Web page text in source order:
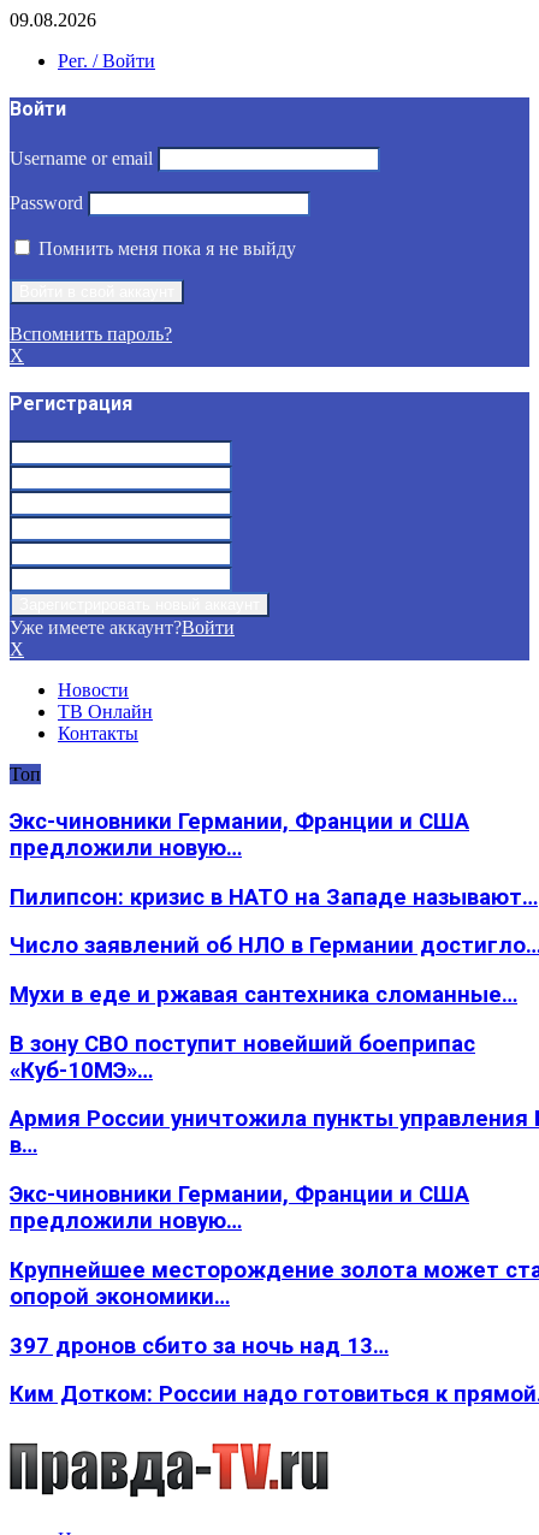
09.08.2026
Рег. / Войти
Войти
Username or email
Password
Помнить меня пока я не выйду
Вспомнить пароль?
X
Регистрация
Уже имеете аккаунт?Войти
X
Новости
ТВ Онлайн
Контакты
Топ
Экс-чиновники Германии, Франции и США
предложили новую…
Пилипсон: кризис в НАТО на Западе называют…
Число заявлений об НЛО в Германии
Мухи в еде и ржавая сантехника сломанные…
В зону СВО поступит новейший боеприпас
«Куб-10МЭ»…
Армия России уничтожила пункты
в…
Экс-чиновники Германии, Франции и США
предложили новую…
Крупнейшее месторождение золота может
опорой экономики…
397 дронов сбито за ночь над 13…
Ким Дотком: России надо готовиться к